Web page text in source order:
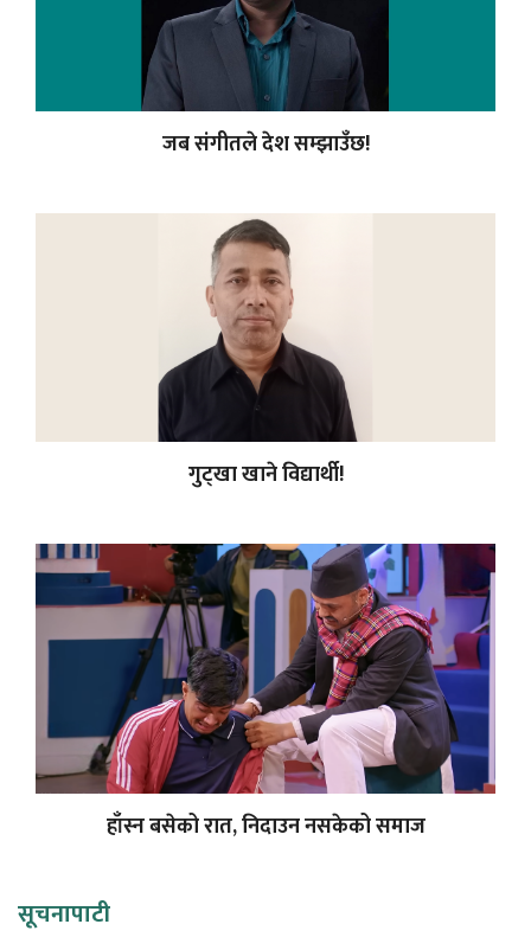
जब संगीतले देश सम्झाउँछ!
गुट्खा खाने विद्यार्थी!
हाँस्न बसेको रात, निदाउन नसकेको समाज
सूचनापाटी